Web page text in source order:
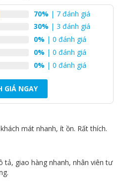
70% | 7 đánh giá
30% | 3 đánh giá
0% | 0 đánh giá
0% | 0 đánh giá
0% | 0 đánh giá
GIÁ NGAY
mát nhanh, ít ồn. Rất thích.
tả, giao hàng nhanh, nhân viên tư